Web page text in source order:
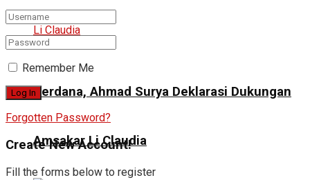
Perdana, Ahmad Surya Deklarasi Dukungan
Amsakar Li Claudia
Remember Me
Forgotten Password?
Create New Account!
Fill the forms below to register